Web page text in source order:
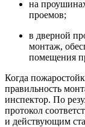
на
проемов;
в дверной
монтаж,
помещения
Когда
правильность
инспектор. По
протокол
и действующим